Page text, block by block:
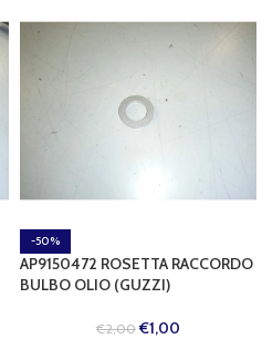
-50%
AP9150472 ROSETTA RACCORDO
BULBO OLIO (GUZZI)
€2,00 €1,00